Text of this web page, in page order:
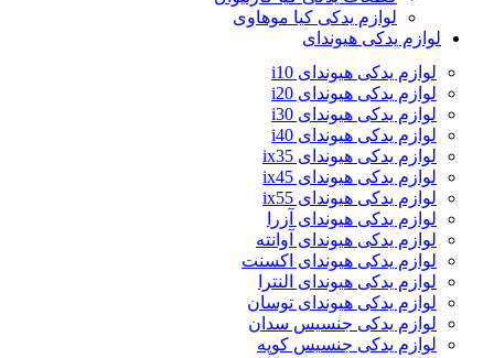
لوازم یدکی کیا موهاوی
لوازم یدکی هیوندای
لوازم یدکی هیوندای i10
لوازم یدکی هیوندای i20
لوازم یدکی هیوندای i30
لوازم یدکی هیوندای i40
لوازم یدکی هیوندای ix35
لوازم یدکی هیوندای ix45
لوازم یدکی هیوندای ix55
لوازم یدکی هیوندای آزرا
لوازم یدکی هیوندای آوانته
لوازم یدکی هیوندای اکسنت
لوازم یدکی هیوندای النترا
لوازم یدکی هیوندای توسان
لوازم یدکی جنسیس سدان
لوازم یدکی جنسیس کوپه